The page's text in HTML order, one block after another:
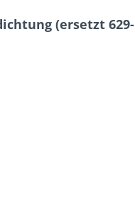
(ersetzt 629-